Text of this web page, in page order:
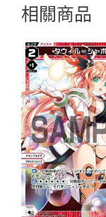
色
靈
奏
械：
バ
ー
チ
ャ
ル
（虛
擬）
相關商品